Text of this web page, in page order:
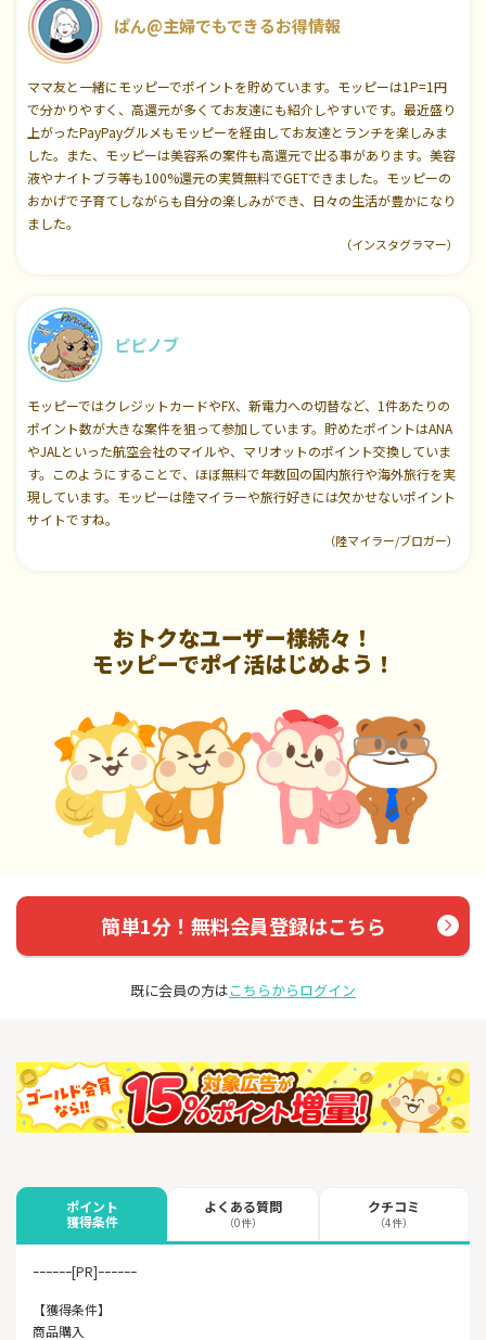
ぱん@主婦でもできるお得情報
ママ友と一緒にモッピーでポイントを貯めています。モッピーは1P=1円
で分かりやすく、高還元が多くてお友達にも紹介しやすいです。最近盛り
上がったPayPayグルメもモッピーを経由してお友達とランチを楽しみま
した。また、モッピーは美容系の案件も高還元で出る事があります。美容
液やナイトブラ等も100%還元の実質無料でGETできました。モッピーの
おかげで子育てしながらも自分の楽しみができ、日々の生活が豊かになり
ました。
（インスタグラマー）
ピピノブ
モッピーではクレジットカードやFX、新電力への切替など、1件あたりの
ポイント数が大きな案件を狙って参加しています。貯めたポイントはANA
やJALといった航空会社のマイルや、マリオットのポイント交換していま
す。このようにすることで、ほぼ無料で年数回の国内旅行や海外旅行を実
現しています。モッピーは陸マイラーや旅行好きには欠かせないポイント
サイトですね。
（陸マイラー/ブロガー）
おトクなユーザー様続々！
モッピーでポイ活はじめよう！
簡単1分！無料会員登録はこちら
既に会員の方はこちらからログイン
ポイント
獲得条件
よくある質問
（0件）
クチコミ
（4件）
ｰｰｰｰｰｰ[PR]ｰｰｰｰｰｰ
【獲得条件】
商品購入